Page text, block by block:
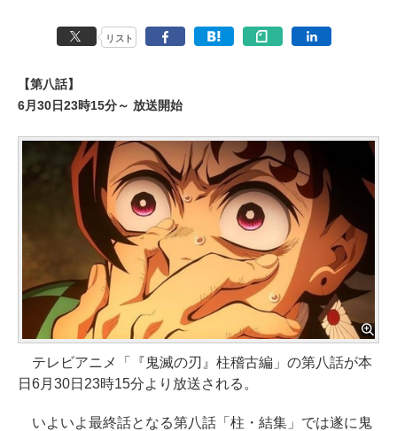
リスト
【第八話】
6月30日23時15分～ 放送開始
テレビアニメ「『鬼滅の刃』柱稽古編」の第八話が本
日6月30日23時15分より放送される。
いよいよ最終話となる第八話「柱・結集」では遂に鬼